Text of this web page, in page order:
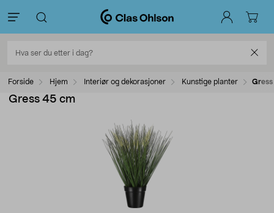
Forside Hjem Interiør og dekorasjoner Kunstige planter
Gress 45 cm